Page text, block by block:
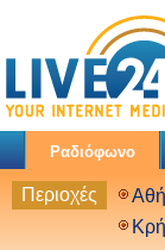
Ραδιόφωνο
Περιοχές